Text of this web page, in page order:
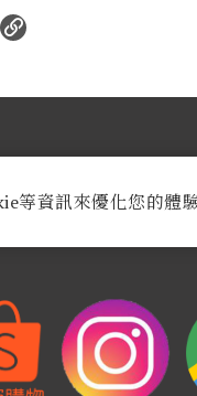
：週一至週六AM 9:30至
等資訊來優化您的體